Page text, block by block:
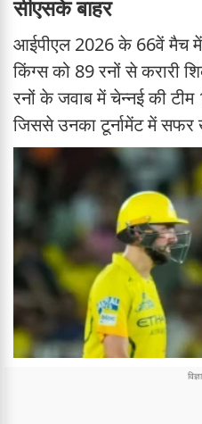
सीएसके बाहर
आईपीएल 2026 के 66वें मैच
किंग्स को 89 रनों से करारी
रनों के जवाब में चेन्नई की
जिससे उनका टूर्नामेंट में सफर